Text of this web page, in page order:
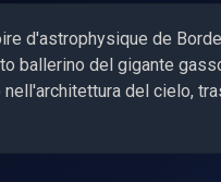
d'astrophysique de
ballerino del gigante
del cielo,